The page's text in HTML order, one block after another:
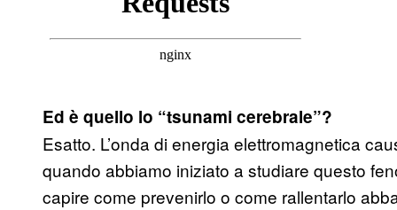
Ed è quello lo “tsunami cerebrale”?
Esatto. L’onda di energia elettromagnetica
quando abbiamo iniziato a studiare questo
capire come prevenirlo o come rallentarlo